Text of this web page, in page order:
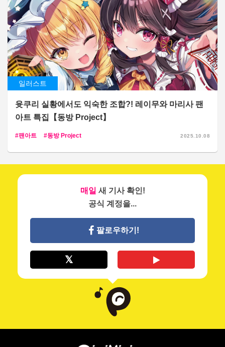
일러스트
윳쿠리 실황에서도 익숙한 조합?! 레이무와 마리사 팬
아트 특집【동방 Project】
팬아트 동방 Project 2025.10.08
매일 새 기사 확인!
공식 계정을...
팔로우하기!